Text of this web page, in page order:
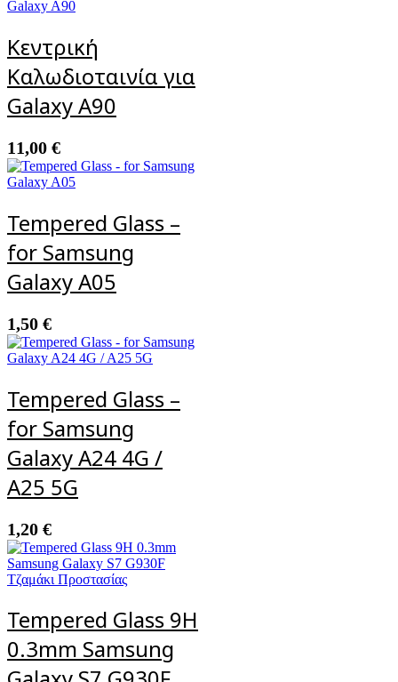
Κεντρική
Καλωδιοταινία για
Galaxy A90
11,00 €
Tempered Glass –
for Samsung
Galaxy A05
1,50 €
Tempered Glass –
for Samsung
Galaxy A24 4G /
A25 5G
1,20 €
Tempered Glass 9H
0.3mm Samsung